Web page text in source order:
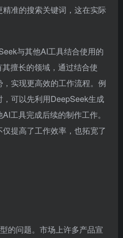
准的搜索关键词，这在实际
与其他AI工具结合使用的
擅长的领域，通过结合使
实现更高效的工作流程。例
可以先利用DeepSeek生成
工具完成后续的制作工作。
提高了工作效率，也拓宽了
的问题。市场上许多产品宣